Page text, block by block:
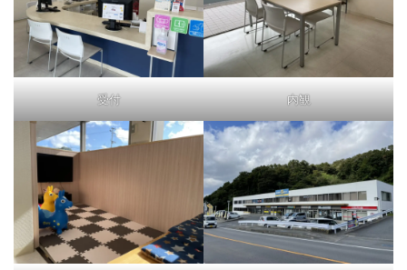
預かりした個人情報を、当社商品・サービスのご案
内、サービスの提供、個人認証等のために利用させて
いただきます。 その他の利用目的において利用する
場合には、利用目的が明白である場合を除いては、ご
本人からの取得の都度、利用目的を明示させていただ
きます。
4．認識し得ない方法による個人情報の収集
本サービスでは、利便性の向上のため、ご本人が利用
受付 内観